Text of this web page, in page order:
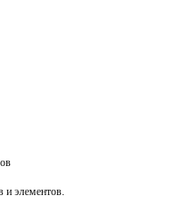
и элементов.